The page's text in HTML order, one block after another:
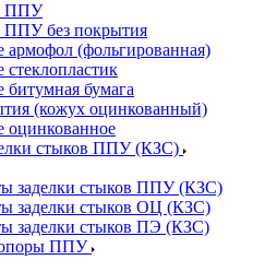
ППУ
ППУ без покрытия
армофол (фольгированная)
бумага
(кожух оцинкованный)
оцинкованное
стыков ППУ (КЗС)
заделки стыков ППУ (КЗС)
заделки стыков ОЦ (КЗС)
заделки стыков ПЭ (КЗС)
ППУ